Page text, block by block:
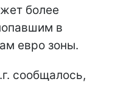
более
в
евро зоны.
сообщалось,